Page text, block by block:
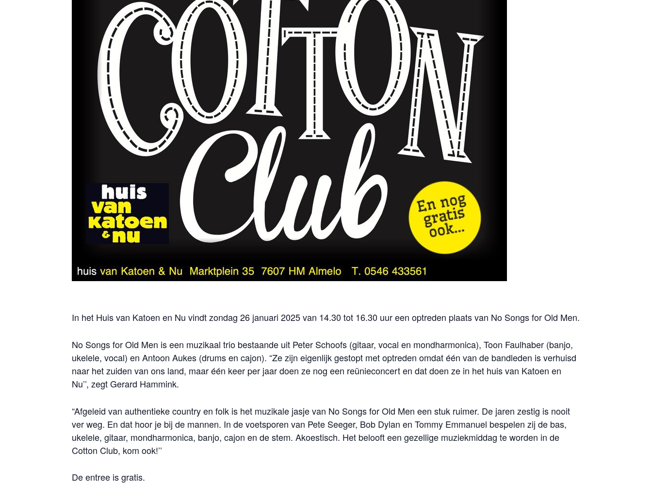
In het Huis van Katoen en Nu vindt zondag 26 januari 2025 van 14.30 tot 16.30 uur een optreden plaats van No Songs for Old Men.
No Songs for Old Men is een muzikaal trio bestaande uit Peter Schoofs (gitaar, vocal en mondharmonica), Toon Faulhaber (banjo,
ukelele, vocal) en Antoon Aukes (drums en cajon). “Ze zijn eigenlijk gestopt met optreden omdat één van de bandleden is verhuisd
naar het zuiden van ons land, maar één keer per jaar doen ze nog een reünieconcert en dat doen ze in het huis van Katoen en
Nu’’, zegt Gerard Hammink.
“Afgeleid van authentieke country en folk is het muzikale jasje van No Songs for Old Men een stuk ruimer. De jaren zestig is nooit
ver weg. En dat hoor je bij de mannen. In de voetsporen van Pete Seeger, Bob Dylan en Tommy Emmanuel bespelen zij de bas,
ukelele, gitaar, mondharmonica, banjo, cajon en de stem. Akoestisch. Het belooft een gezellige muziekmiddag te worden in de
Cotton Club, kom ook!’’
De entree is gratis.